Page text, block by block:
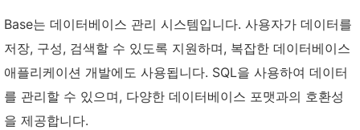
Base는 데이터베이스 관리 시스템입니다. 사용자가 데이터를
저장, 구성, 검색할 수 있도록 지원하며, 복잡한 데이터베이스
애플리케이션 개발에도 사용됩니다. SQL을 사용하여 데이터
를 관리할 수 있으며, 다양한 데이터베이스 포맷과의 호환성
을 제공합니다.